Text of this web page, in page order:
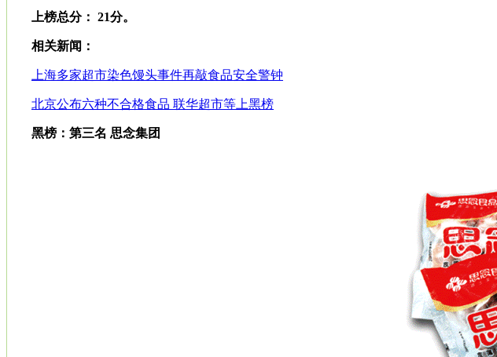
上榜总分： 21分。
相关新闻：
上海多家超市染色馒头事件再敲食品安全警钟
北京公布六种不合格食品 联华超市等上黑榜
黑榜：第三名 思念集团